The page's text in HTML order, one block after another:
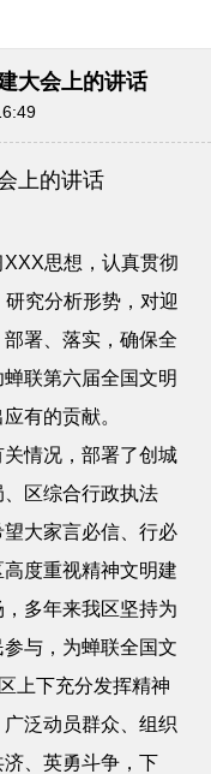
大会上的讲话
上的讲话
XXX思想，认真贯彻
究分析形势，对迎
署、落实，确保全
联第六届全国文明
有的贡献。
情况，部署了创城
区综合行政执法
大家言必信、行必
度重视精神文明建
多年来我区坚持为
与，为蝉联全国文
上下充分发挥精神
泛动员群众、组织
、英勇斗争，下